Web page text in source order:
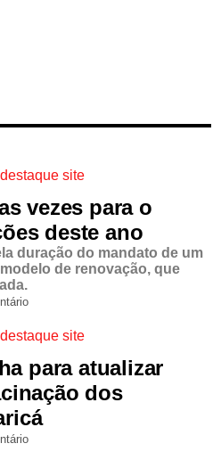
vezes para o
deste ano
duração do mandato de um
de renovação, que
para atualizar
dos